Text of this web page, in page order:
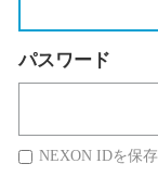
パスワード
NEXON IDを保存